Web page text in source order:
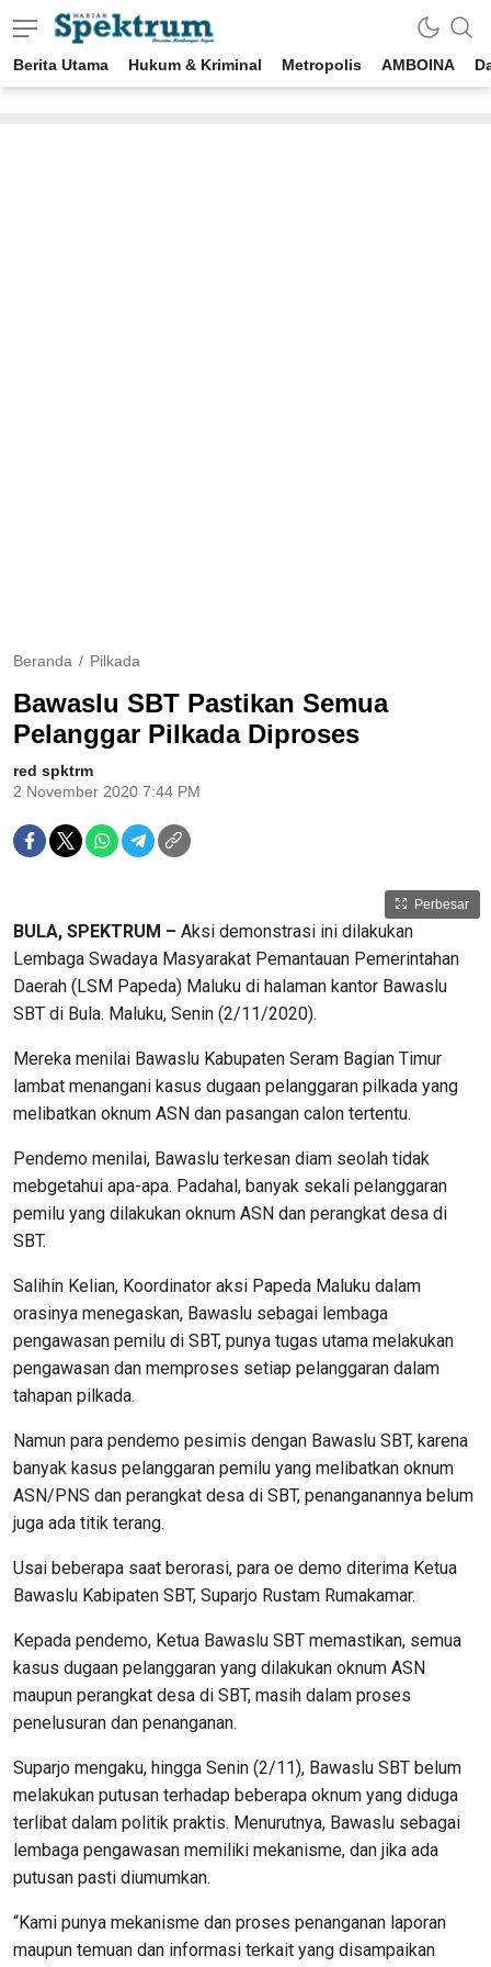
spektrumonline.com
Berita Utama Hukum & Kriminal Metropolis AMBOINA
Beranda Pilkada
Bawaslu SBT Pastikan Semua
Pelanggar Pilkada Diproses
red spktrm
2 November 2020 7:44 PM
Perbesar
BULA, SPEKTRUM – Aksi demonstrasi ini dilakukan
Lembaga Swadaya Masyarakat Pemantauan Pemerintahan
Daerah (LSM Papeda) Maluku di halaman kantor Bawaslu
SBT di Bula. Maluku, Senin (2/11/2020).
Mereka menilai Bawaslu Kabupaten Seram Bagian Timur
lambat menangani kasus dugaan pelanggaran pilkada yang
melibatkan oknum ASN dan pasangan calon tertentu.
Pendemo menilai, Bawaslu terkesan diam seolah tidak
mebgetahui apa-apa. Padahal, banyak sekali pelanggaran
pemilu yang dilakukan oknum ASN dan perangkat desa di
SBT.
Salihin Kelian, Koordinator aksi Papeda Maluku dalam
orasinya menegaskan, Bawaslu sebagai lembaga
pengawasan pemilu di SBT, punya tugas utama melakukan
pengawasan dan memproses setiap pelanggaran dalam
tahapan pilkada.
Namun para pendemo pesimis dengan Bawaslu SBT, karena
banyak kasus pelanggaran pemilu yang melibatkan oknum
ASN/PNS dan perangkat desa di SBT, penanganannya belum
juga ada titik terang.
Usai beberapa saat berorasi, para oe demo diterima Ketua
Bawaslu Kabipaten SBT, Suparjo Rustam Rumakamar.
Kepada pendemo, Ketua Bawaslu SBT memastikan, semua
kasus dugaan pelanggaran yang dilakukan oknum ASN
maupun perangkat desa di SBT, masih dalam proses
penelusuran dan penanganan.
Suparjo mengaku, hingga Senin (2/11), Bawaslu SBT belum
melakukan putusan terhadap beberapa oknum yang diduga
terlibat dalam politik praktis. Menurutnya, Bawaslu sebagai
lembaga pengawasan memiliki mekanisme, dan jika ada
putusan pasti diumumkan.
“Kami punya mekanisme dan proses penanganan laporan
maupun temuan dan informasi terkait yang disampaikan